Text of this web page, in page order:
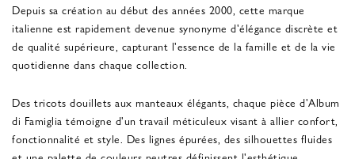
Depuis sa création au début des années 2000, cette marque
italienne est rapidement devenue synonyme d'élégance discrète et
de qualité supérieure, capturant l'essence de la famille et de la vie
quotidienne dans chaque collection.
Des tricots douillets aux manteaux élégants, chaque pièce d'Album
di Famiglia témoigne d'un travail méticuleux visant à allier confort,
fonctionnalité et style. Des lignes épurées, des silhouettes fluides